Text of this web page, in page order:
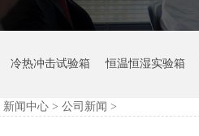
冷热冲击试验箱 恒温恒湿实验箱
新闻中心 > 公司新闻 >